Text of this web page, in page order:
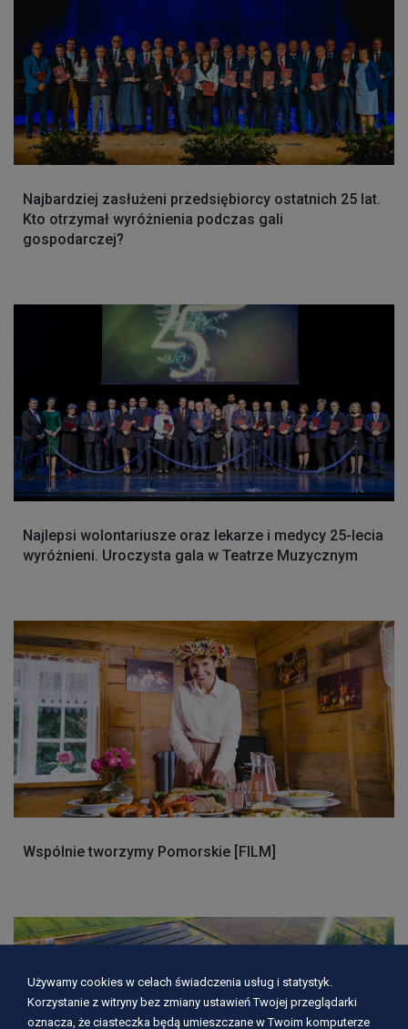
Najbardziej zasłużeni przedsiębiorcy ostatnich 25 lat.
Kto otrzymał wyróżnienia podczas gali
gospodarczej?
Najlepsi wolontariusze oraz lekarze i medycy 25-lecia
wyróżnieni. Uroczysta gala w Teatrze Muzycznym
Wspólnie tworzymy Pomorskie [FILM]
Używamy cookies w celach świadczenia usług i statystyk.
Korzystanie z witryny bez zmiany ustawień Twojej przeglądarki
oznacza, że ciasteczka będą umieszczane w Twoim komputerze